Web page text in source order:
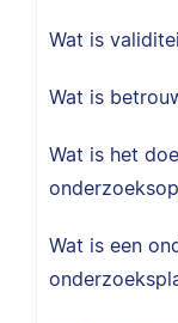
Wat is
Wat is
Wat is het
Wat is een